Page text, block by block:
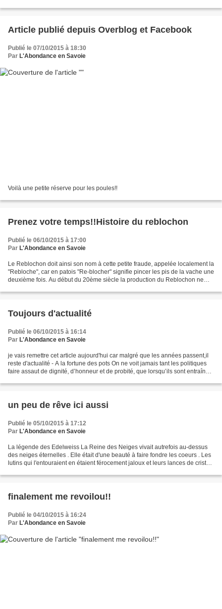
Article publié depuis Overblog et Facebook
Publié le 07/10/2015 à 18:30
Par L'Abondance en Savoie
Voilà une petite réserve pour les poules!!
Prenez votre temps!!Histoire du reblochon
Publié le 06/10/2015 à 17:00
Par L'Abondance en Savoie
Le Reblochon doit ainsi son nom à cette petite fraude, appelée localement la
"Rebloche", car en patois "Re-blocher" signifie pincer les pis de la vache une
deuxième fois. Au début du 20ème siècle la production du Reblochon ne
Toujours d'actualité
Publié le 06/10/2015 à 16:14
Par L'Abondance en Savoie
je vais remettre cet article aujourd'hui car malgré que les années passent,il
reste d'actualité - A la fortune des pots On ne voit jamais tant les politiques
faire assaut de dignité, d’honneur et de probité, que lorsqu’ils sont entraînés
un peu de rêve ici aussi
Publié le 05/10/2015 à 17:12
Par L'Abondance en Savoie
La légende des Edelweiss La Reine des Neiges vivait autrefois au-dessus
des neiges éternelles . Elle était d'une beauté à faire fondre les coeurs . Les
lutins qui l'entouraient en étaient férocement jaloux et leurs lances de cristal
finalement me revoilou!!
Publié le 04/10/2015 à 16:24
Par L'Abondance en Savoie